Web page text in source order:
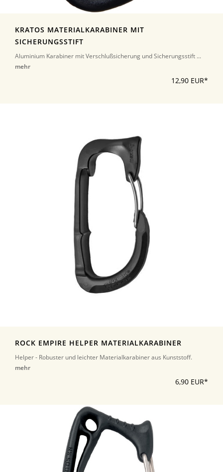
KRATOS MATERIALKARABINER MIT
SICHERUNGSSTIFT
Aluminium Karabiner mit Verschlußsicherung und Sicherungsstift ...
mehr
12,90 EUR*
ROCK EMPIRE HELPER MATERIALKARABINER
Helper - Robuster und leichter Materialkarabiner aus Kunststoff.
mehr
6,90 EUR*